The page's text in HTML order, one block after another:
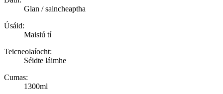
Glan / saincheaptha
Úsáid:
Maisiú tí
Teicneolaíocht:
Séidte láimhe
Cumas:
1300ml